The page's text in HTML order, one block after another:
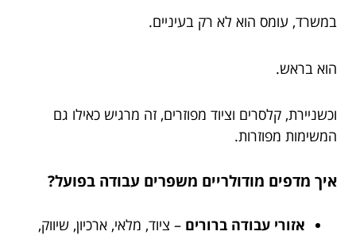
במשרד, עומס הוא לא רק בעיניים.
הוא בראש.
וכשניירת, קלסרים וציוד מפוזרים, זה מרגיש כאילו גם
המשימות מפוזרות.
איך מדפים מודולריים משפרים עבודה בפועל?
אזורי עבודה ברורים – ציוד, מלאי, ארכיון, שיווק,